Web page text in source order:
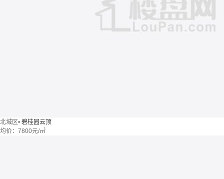
北城区• 碧桂园云顶
均价： 7800元/㎡